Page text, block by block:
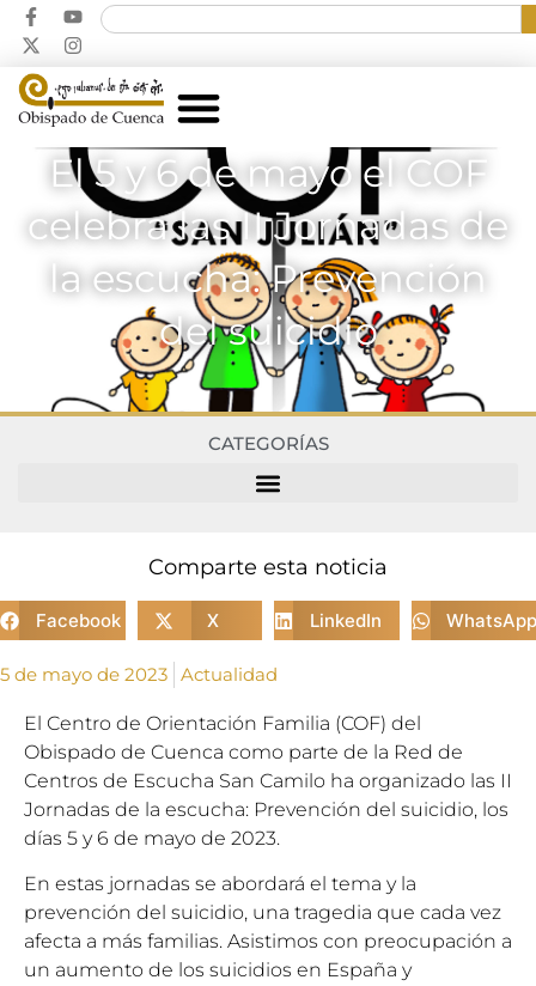
El 5 y 6 de mayo el COF
celebra las II Jornadas de
la escucha: Prevención
del suicidio
CATEGORÍAS
Comparte esta noticia
Facebook X LinkedIn WhatsApp
5 de mayo de 2023 Actualidad
El Centro de Orientación Familia (COF) del
Obispado de Cuenca como parte de la Red de
Centros de Escucha San Camilo ha organizado las II
Jornadas de la escucha: Prevención del suicidio, los
días 5 y 6 de mayo de 2023.
En estas jornadas se abordará el tema y la
prevención del suicidio, una tragedia que cada vez
afecta a más familias. Asistimos con preocupación a
un aumento de los suicidios en España y